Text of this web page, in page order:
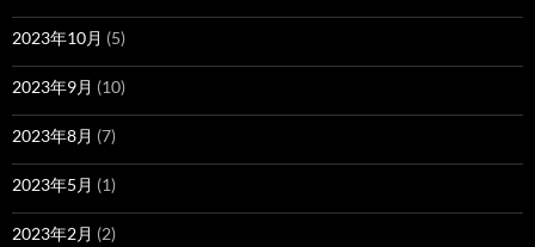
2023年10月 (5)
2023年9月 (10)
2023年8月 (7)
2023年5月 (1)
2023年2月 (2)